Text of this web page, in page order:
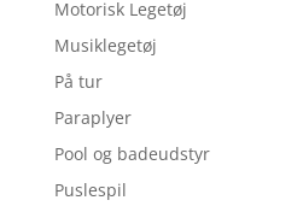
Motorisk Legetøj
Musiklegetøj
På tur
Paraplyer
Pool og badeudstyr
Puslespil